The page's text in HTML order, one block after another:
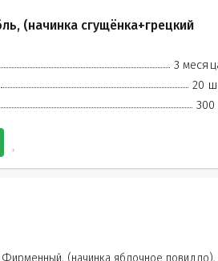
(начинка сгущёнка+грецкий
3
20
300